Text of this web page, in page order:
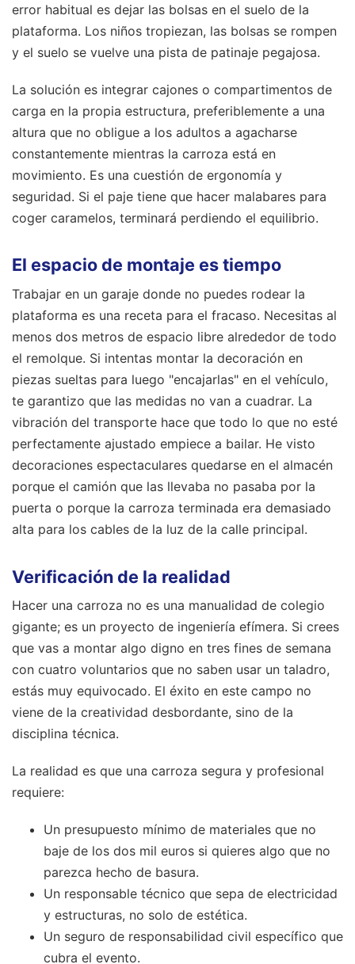
error habitual es dejar las bolsas en el suelo de la
plataforma. Los niños tropiezan, las bolsas se rompen
y el suelo se vuelve una pista de patinaje pegajosa.
La solución es integrar cajones o compartimentos de
carga en la propia estructura, preferiblemente a una
altura que no obligue a los adultos a agacharse
constantemente mientras la carroza está en
movimiento. Es una cuestión de ergonomía y
seguridad. Si el paje tiene que hacer malabares para
coger caramelos, terminará perdiendo el equilibrio.
El espacio de montaje es tiempo
Trabajar en un garaje donde no puedes rodear la
plataforma es una receta para el fracaso. Necesitas al
menos dos metros de espacio libre alrededor de todo
el remolque. Si intentas montar la decoración en
piezas sueltas para luego "encajarlas" en el vehículo,
te garantizo que las medidas no van a cuadrar. La
vibración del transporte hace que todo lo que no esté
perfectamente ajustado empiece a bailar. He visto
decoraciones espectaculares quedarse en el almacén
porque el camión que las llevaba no pasaba por la
puerta o porque la carroza terminada era demasiado
alta para los cables de la luz de la calle principal.
Verificación de la realidad
Hacer una carroza no es una manualidad de colegio
gigante; es un proyecto de ingeniería efímera. Si crees
que vas a montar algo digno en tres fines de semana
con cuatro voluntarios que no saben usar un taladro,
estás muy equivocado. El éxito en este campo no
viene de la creatividad desbordante, sino de la
disciplina técnica.
La realidad es que una carroza segura y profesional
requiere:
Un presupuesto mínimo de materiales que no
baje de los dos mil euros si quieres algo que no
parezca hecho de basura.
Un responsable técnico que sepa de electricidad
y estructuras, no solo de estética.
Un seguro de responsabilidad civil específico que
cubra el evento.